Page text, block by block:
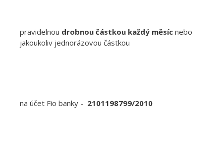
pravidelnou drobnou částkou každý měsíc nebo
jakoukoliv jednorázovou částkou
na účet Fio banky - 2101198799/2010